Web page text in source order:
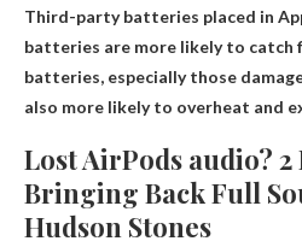
Third-party batteries placed in
batteries are more likely to catch
batteries, especially those
also more likely to overheat and
Lost AirPods audio?
Bringing Back Full
Hudson Stones